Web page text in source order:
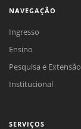
NAVEGAÇÃO
Ingresso
Ensino
Pesquisa e Extensão
Institucional
SERVIÇOS